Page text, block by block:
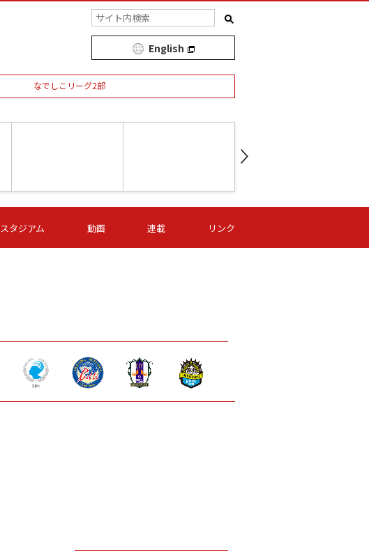
English
なでしこリーグ2部
第16節 09/06 (日) 15:00
-
第16節 09/06 (日) 15:00
- -
スタジアム 動画 連載 リンク